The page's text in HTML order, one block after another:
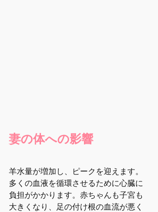
妻の体への影響
羊水量が増加し、ピークを迎えます。
多くの血液を循環させるために心臓に
負担がかかります。赤ちゃんも子宮も
大きくなり、足の付け根の血流が悪く